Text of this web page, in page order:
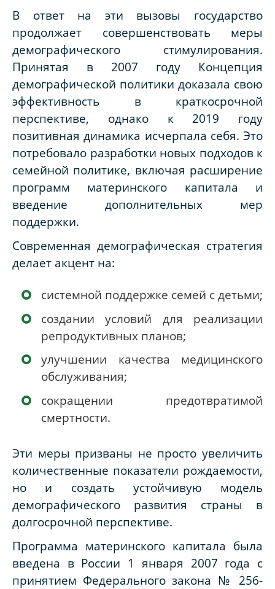
В ответ на эти вызовы государство
продолжает совершенствовать меры
демографического стимулирования.
Принятая в 2007 году Концепция
демографической политики доказала свою
эффективность в краткосрочной
перспективе, однако к 2019 году
позитивная динамика исчерпала себя. Это
потребовало разработки новых подходов к
семейной политике, включая расширение
программ материнского капитала и
введение дополнительных мер
поддержки.
Современная демографическая стратегия
делает акцент на:
системной поддержке семей с детьми;
создании условий для реализации
репродуктивных планов;
улучшении качества медицинского
обслуживания;
сокращении предотвратимой
смертности.
Эти меры призваны не просто увеличить
количественные показатели рождаемости,
но и создать устойчивую модель
демографического развития страны в
долгосрочной перспективе.
Программа материнского капитала была
введена в России 1 января 2007 года с
принятием Федерального закона № 256-